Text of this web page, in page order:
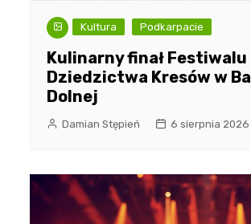
Kultura Podkarpacie
Kulinarny finał Festiwalu
Dziedzictwa Kresów w
Dolnej
Damian Stępień 6 sierpnia 2026